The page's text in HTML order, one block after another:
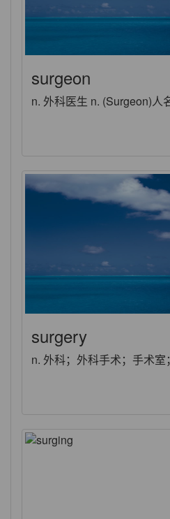
surgeon
n. 外科医生 n. (Surgeon)人
surgery
n. 外科；外科手术；手术室